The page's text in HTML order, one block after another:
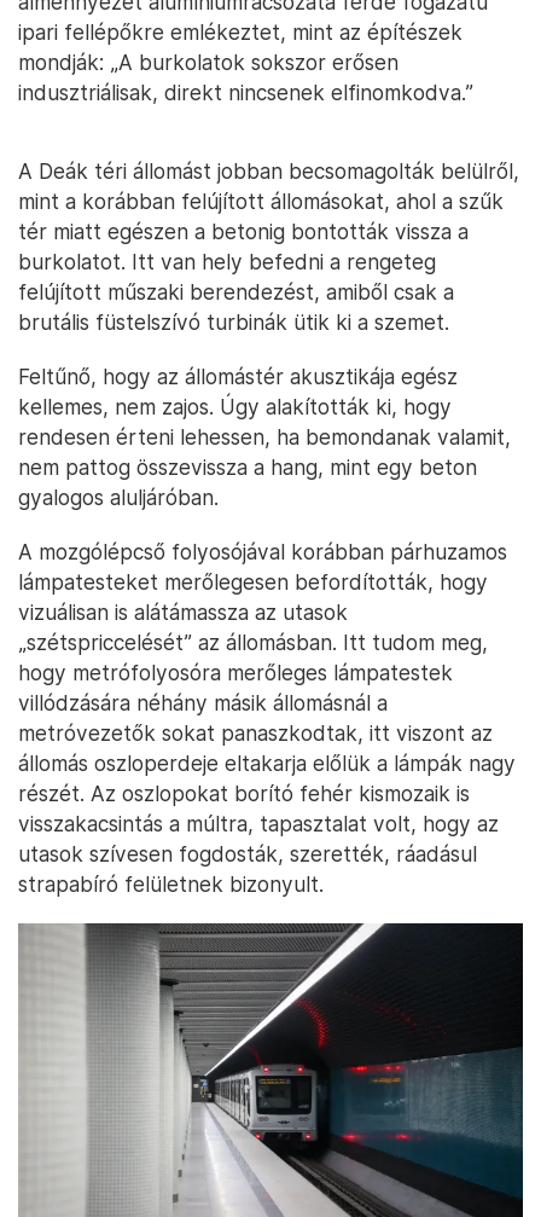
ipari fellépőkre emlékeztet, mint az építészek
mondják: „A burkolatok sokszor erősen
indusztriálisak, direkt nincsenek elfinomkodva.”
A Deák téri állomást jobban becsomagolták belülről,
mint a korábban felújított állomásokat, ahol a szűk
tér miatt egészen a betonig bontották vissza a
burkolatot. Itt van hely befedni a rengeteg
felújított műszaki berendezést, amiből csak a
brutális füstelszívó turbinák ütik ki a szemet.
Feltűnő, hogy az állomástér akusztikája egész
kellemes, nem zajos. Úgy alakították ki, hogy
rendesen érteni lehessen, ha bemondanak valamit,
nem pattog összevissza a hang, mint egy beton
gyalogos aluljáróban.
A mozgólépcső folyosójával korábban párhuzamos
lámpatesteket merőlegesen befordították, hogy
vizuálisan is alátámassza az utasok
„szétspriccelését” az állomásban. Itt tudom meg,
hogy metrófolyosóra merőleges lámpatestek
villódzására néhány másik állomásnál a
metróvezetők sokat panaszkodtak, itt viszont az
állomás oszloperdeje eltakarja előlük a lámpák nagy
részét. Az oszlopokat borító fehér kismozaik is
visszakacsintás a múltra, tapasztalat volt, hogy az
utasok szívesen fogdosták, szerették, ráadásul
strapabíró felületnek bizonyult.